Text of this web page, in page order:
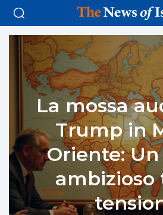
La mossa
Trump in
Oriente:
ambizioso